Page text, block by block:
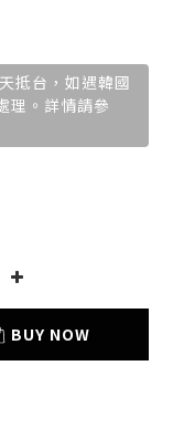
抵台，如遇韓國
理。詳情請參
BUY NOW